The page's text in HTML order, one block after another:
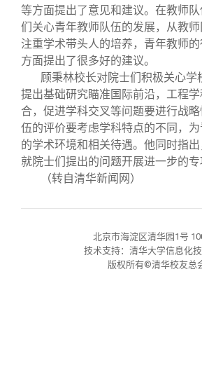
西南联大校友会
义工计划
新媒体平台
青春风采
校友文苑
校友讲坛
校友视界
信息化服务
三创大赛
实用信息
总会简介
会长致辞
总会章程
理事会名单
联系我们
关闭
等方面提出了意见和建议。在教师
们关心青年教师队伍的发展，从教师
注重学术带头人的培养，青年教师
方面提出了很多好的建议。
顾秉林校长对院士们积极关心学
提出基础研究瞄准国际前沿，工程
合，促进学科交叉等问题要进行战
伍的评价要考虑学科特点的不同，
的学术环境和相关待遇。他同时指
就院士们提出的问题开展进一步的专
（转自清华新闻网）
北京市海淀区清华园1号
技术支持：清华大学信息化
版权所有©清华校友总